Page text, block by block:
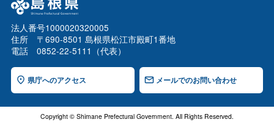
法人番号1000020320005
住所 〒690-8501 島根県松江市殿町1番地
電話 0852-22-5111（代表）
県庁へのアクセス メールでのお問い合わせ
Copyright © Shimane Prefectural Government. All Rights Reserved.